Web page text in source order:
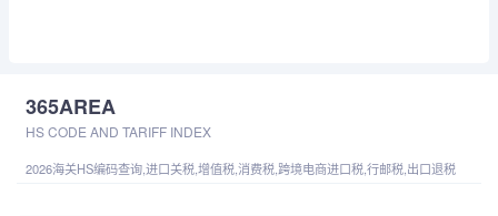
365AREA
HS CODE AND TARIFF INDEX
2026海关HS编码查询,进口关税,增值税,消费税,跨境电商进口税,行邮税,出口退税